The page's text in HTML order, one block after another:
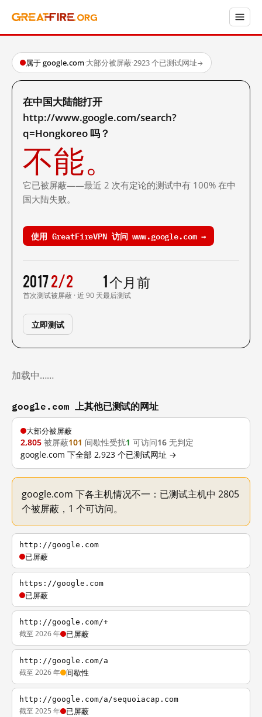
属于 google.com·大部分被屏蔽·2923 个已测试网址→
在中国大陆能打开
http://www.google.com/search?
q=Hongkoreo 吗？
不能。
它已被屏蔽——最近 2 次有定论的测试中有 100% 在中
国大陆失败。
使用 GreatFireVPN 访问 www.google.com →
2017
首次测试
2/2
被屏蔽 · 近 90 天
1 个月前
最后测试
立即测试
加载中……
google.com 上其他已测试的网址
大部分被屏蔽
2,805 被屏蔽101 间歇性受扰1 可访问16 无判定
google.com 下全部 2,923 个已测试网址 →
google.com 下各主机情况不一：已测试主机中 2805
个被屏蔽，1 个可访问。
http://google.com
已屏蔽
https://google.com
已屏蔽
http://google.com/+
截至 2026 年 已屏蔽
http://google.com/a
截至 2026 年 间歇性
http://google.com/a/sequoiacap.com
截至 2025 年 已屏蔽